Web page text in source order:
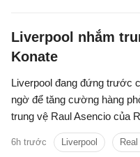
Liverpool nhắm
Konate
Liverpool đang đứng trước
ngờ để tăng cường hàng
trung vệ Raul Asencio của
được cho là có thể rời sân
trong kỳ chuyển nhượng
6h trước Liverpool